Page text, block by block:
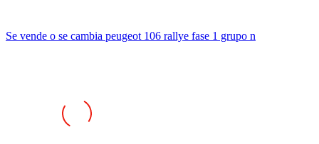
Se vende o se cambia peugeot 106 rallye fase 1 grupo n